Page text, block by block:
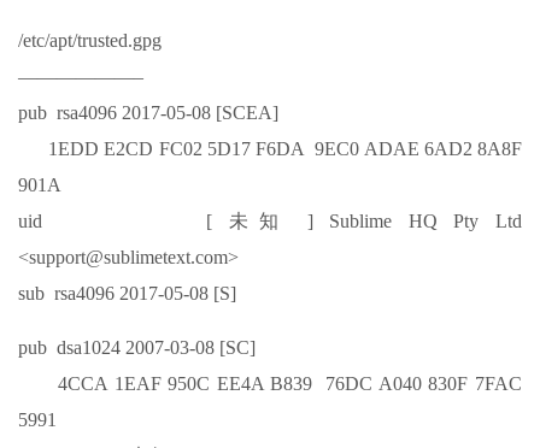
/etc/apt/trusted.gpg
——————–
pub rsa4096 2017-05-08 [SCEA]
1EDD E2CD FC02 5D17 F6DA 9EC0 ADAE 6AD2 8A8F
901A
uid [ 未知 ] Sublime HQ Pty Ltd
<support@sublimetext.com>
sub rsa4096 2017-05-08 [S]
pub dsa1024 2007-03-08 [SC]
4CCA 1EAF 950C EE4A B839 76DC A040 830F 7FAC
5991